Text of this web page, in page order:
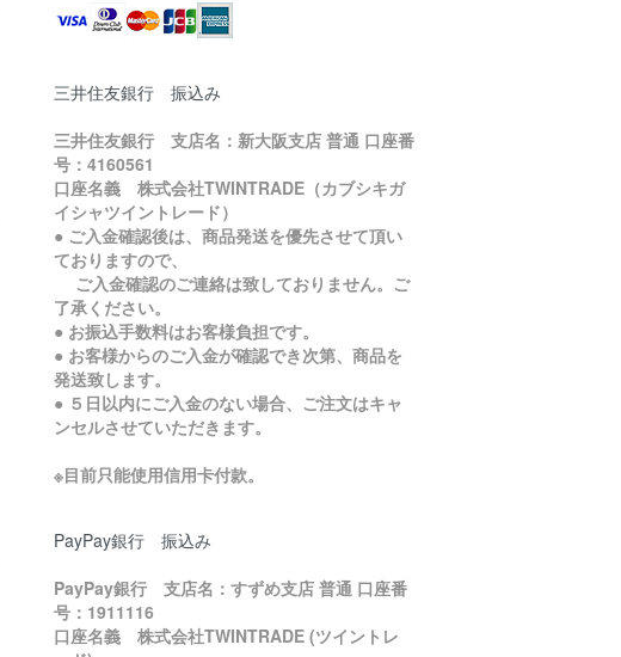
三井住友銀行 振込み
三井住友銀行 支店名：新大阪支店 普通 口座番
号：4160561
口座名義 株式会社TWINTRADE（カブシキガ
イシャツイントレード）
● ご入金確認後は、商品発送を優先させて頂い
ておりますので、
ご入金確認のご連絡は致しておりません。ご
了承ください。
● お振込手数料はお客様負担です。
● お客様からのご入金が確認でき次第、商品を
発送致します。
● ５日以内にご入金のない場合、ご注文はキャ
ンセルさせていただきます。
※目前只能使用信用卡付款。
PayPay銀行 振込み
PayPay銀行 支店名：すずめ支店 普通 口座番
号：1911116
口座名義 株式会社TWINTRADE (ツイントレ